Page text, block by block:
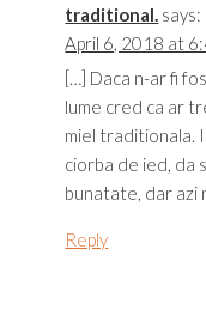
traditional. says:
April 6, 2018 at
[…] Daca n-ar fi
lume cred ca ar
miel traditionala.
ciorba de ied, da
bunatate, dar azi
Reply